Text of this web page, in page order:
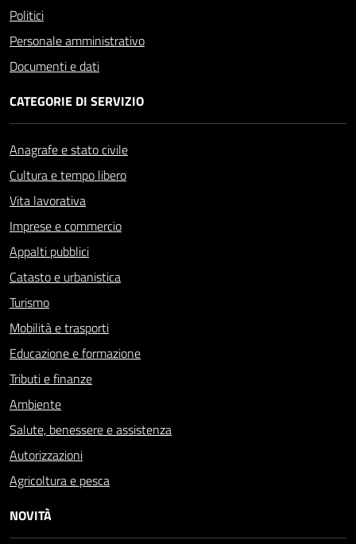
Politici
Personale amministrativo
Documenti e dati
CATEGORIE DI SERVIZIO
Anagrafe e stato civile
Cultura e tempo libero
Vita lavorativa
Imprese e commercio
Appalti pubblici
Catasto e urbanistica
Turismo
Mobilità e trasporti
Educazione e formazione
Tributi e finanze
Ambiente
Salute, benessere e assistenza
Autorizzazioni
Agricoltura e pesca
NOVITÀ